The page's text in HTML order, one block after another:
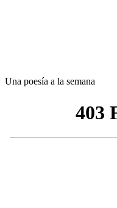
Una poesía a la semana